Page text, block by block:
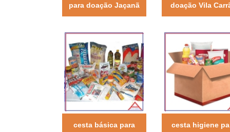
para doação Jaçanã
doação Vila
cesta básica para
cesta higiene